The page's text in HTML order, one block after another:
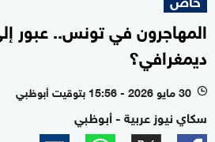
المهاجرون في تونس.. عبور
ديمغرافي؟
l 30 مايو 2026 - 15:56 بتوقيت أبوظبي
سكاي نيوز عربية - أبوظبي